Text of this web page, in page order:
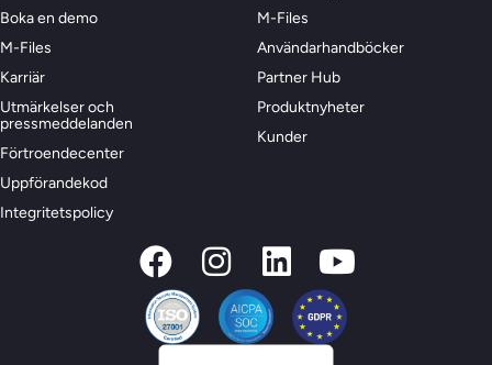
Boka en demo
M-Files
Karriär
Utmärkelser och
pressmeddelanden
Förtroendecenter
Uppförandekod
Integritetspolicy
M-Files
Användarhandböcker
Partner Hub
Produktnyheter
Kunder